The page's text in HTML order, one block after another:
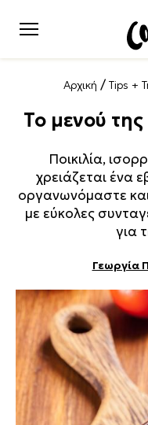
Αρχική / Tips +
Το μενού
Ποικιλία,
χρειάζεται ένα
οργανωνόμαστε
με εύκολες
για
Γεωργία